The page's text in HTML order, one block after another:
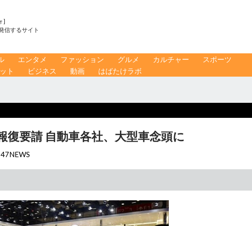
]
信するサイト
エンタメ ファッション グルメ カルチャー
スポーツ
ト ビジネス 動画 はばたけラボ
復要請 自動車各社、大型車念頭に